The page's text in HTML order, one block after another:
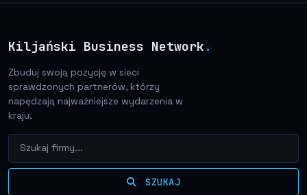
Kiljański Business Network .
Zbuduj swoją pozycję w sieci
sprawdzonych partnerów, którzy
napędzają najważniejsze wydarzenia w
kraju.
SZUKAJ